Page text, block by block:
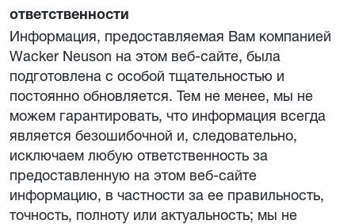
ответственности
Информация, предоставляемая Вам компанией
Wacker Neuson на этом веб-сайте, была
подготовлена с особой тщательностью и
постоянно обновляется. Тем не менее, мы не
можем гарантировать, что информация всегда
является безошибочной и, следовательно,
исключаем любую ответственность за
предоставленную на этом веб-сайте
информацию, в частности за ее правильность,
точность, полноту или актуальность; мы не